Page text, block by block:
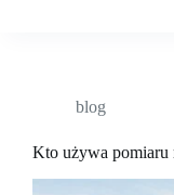
blog
Kto używa pomiaru